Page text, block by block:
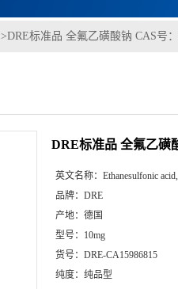
>DRE标准品 全氟乙磺酸钠 CAS号
DRE标准品 全氟乙磺
英文名称： Ethanesulfonic
品牌： DRE
产地： 德国
型号： 10mg
货号： DRE-CA15986815
纯度： 纯品型